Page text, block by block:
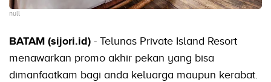
null
BATAM (sijori.id) - Telunas Private Island Resort
menawarkan promo akhir pekan yang bisa
dimanfaatkam bagi anda keluarga maupun kerabat.